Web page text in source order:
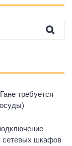
требуется
сетевых шкафов